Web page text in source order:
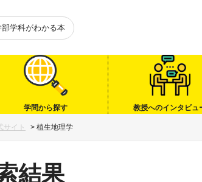
部学科がわかる本
学問から探す 教授へのインタビュ
サイト > 植生地理学
結果